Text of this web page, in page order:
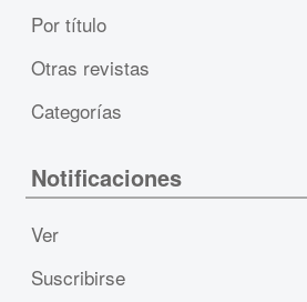
Por título
Otras revistas
Categorías
Notificaciones
Ver
Suscribirse